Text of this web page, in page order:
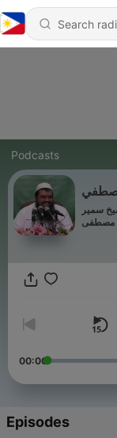
Podcasts
سمير
مصطفى
00:00
Episodes